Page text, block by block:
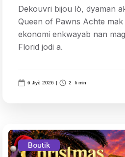
Dekouvri bijou lò, dyaman
Queen of Pawns Achte
ekonomi enkwayab nan
Florid jodi a.
6 Jiyè 2026 | 2 li min
Boutik